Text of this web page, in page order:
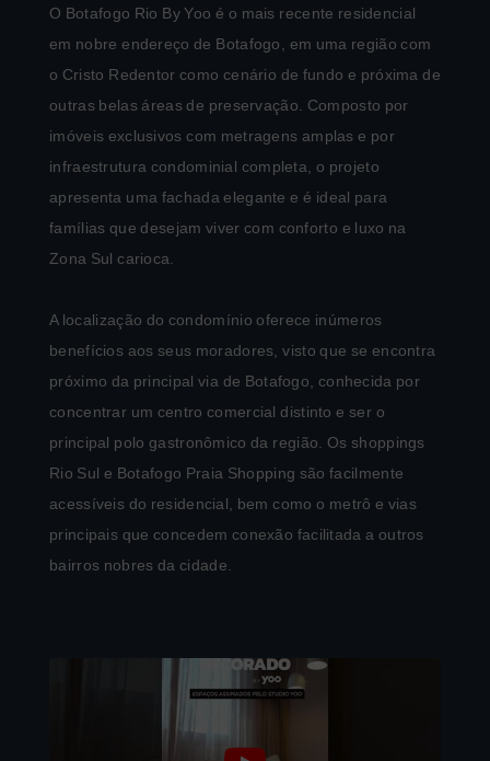
O Botafogo Rio By Yoo é o mais recente residencial
em nobre endereço de Botafogo, em uma região com
o Cristo Redentor como cenário de fundo e próxima de
outras belas áreas de preservação. Composto por
imóveis exclusivos com metragens amplas e por
infraestrutura condominial completa, o projeto
apresenta uma fachada elegante e é ideal para
famílias que desejam viver com conforto e luxo na
Zona Sul carioca.
A localização do condomínio oferece inúmeros
benefícios aos seus moradores, visto que se encontra
próximo da principal via de Botafogo, conhecida por
concentrar um centro comercial distinto e ser o
principal polo gastronômico da região. Os shoppings
Rio Sul e Botafogo Praia Shopping são facilmente
acessíveis do residencial, bem como o metrô e vias
principais que concedem conexão facilitada a outros
bairros nobres da cidade.